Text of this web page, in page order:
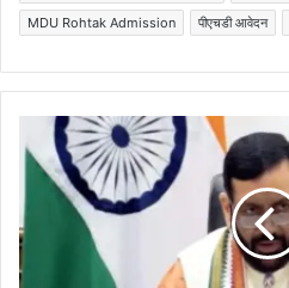
MDU Rohtak Admission
पीएचडी आवेदन